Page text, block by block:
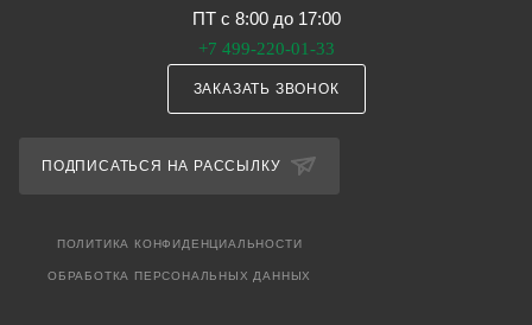
ПТ с 8:00 до 17:00
+7 499-220-01-33
ЗАКАЗАТЬ ЗВОНОК
ПОДПИСАТЬСЯ НА РАССЫЛКУ
ПОЛИТИКА КОНФИДЕНЦИАЛЬНОСТИ
ОБРАБОТКА ПЕРСОНАЛЬНЫХ ДАННЫХ